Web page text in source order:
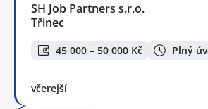
SH Job Partners s.r.o.
Třinec
45 000 – 50 000 Kč Plný
včerejší